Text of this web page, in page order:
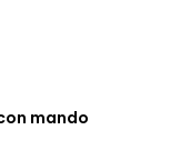
mando